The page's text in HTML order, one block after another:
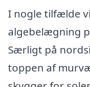
I nogle tilfælde
algebelægning
Særligt på
toppen af